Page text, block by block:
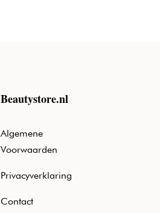
Beautystore.nl
Algemene
Voorwaarden
Privacyverklaring
Contact